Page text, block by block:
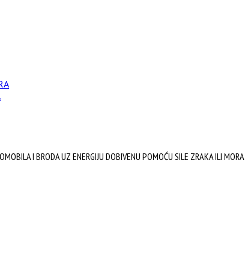
I BRODA UZ ENERGIJU DOBIVENU POMOĆU SILE ZRAKA ILI MORA